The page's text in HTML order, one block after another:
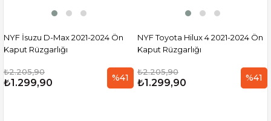
NYF İsuzu D-Max 2021-2024 Ön
Kaput Rüzgarlığı
₺2.205,90
₺1.299,90 %41
NYF Toyota Hilux 4 2021-2024 Ön
Kaput Rüzgarlığı
₺2.205,90
₺1.299,90 %41